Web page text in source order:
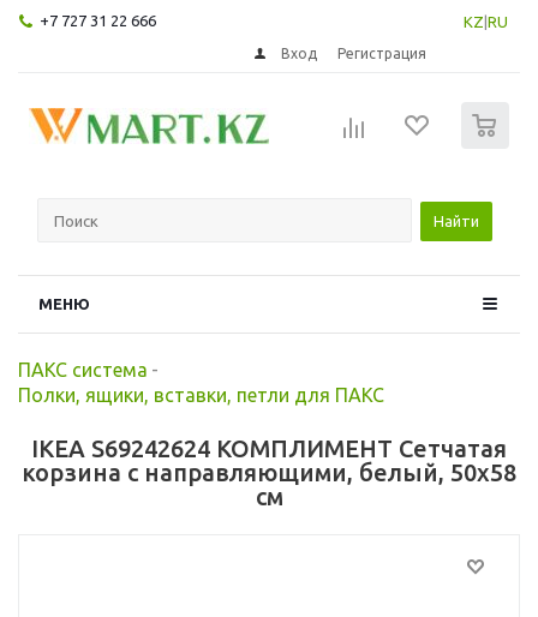
+7 727 31 22 666 KZ RU
Вход Регистрация
Найти
МЕНЮ
ПАКС система -
Полки, ящики, вставки, петли для ПАКС
IKEA S69242624 КОМПЛИМЕНТ Сетчатая
корзина с направляющими, белый, 50x58
см